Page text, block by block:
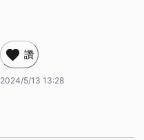
讚
2024/5/13 13:28